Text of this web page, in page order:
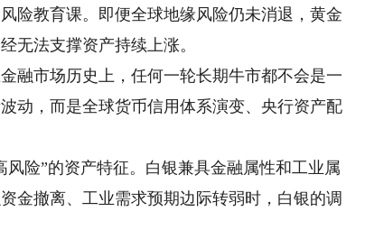
教育课。即便全球地缘风险仍未消退，黄金
无法支撑资产持续上涨。
市场历史上，任何一轮长期牛市都不会是一
动，而是全球货币信用体系演变、央行资产配
险”的资产特征。白银兼具金融属性和工业属
金撤离、工业需求预期边际转弱时，白银的调